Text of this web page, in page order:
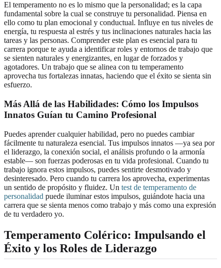
El temperamento no es lo mismo que la personalidad; es la capa
fundamental sobre la cual se construye tu personalidad. Piensa en
ello como tu plan emocional y conductual. Influye en tus niveles de
energía, tu respuesta al estrés y tus inclinaciones naturales hacia las
tareas y las personas. Comprender este plan es esencial para tu
carrera porque te ayuda a identificar roles y entornos de trabajo que
se sienten naturales y energizantes, en lugar de forzados y
agotadores. Un trabajo que se alinea con tu temperamento
aprovecha tus fortalezas innatas, haciendo que el éxito se sienta sin
esfuerzo.
Más Allá de las Habilidades: Cómo los Impulsos
Innatos Guían tu Camino Profesional
Puedes aprender cualquier habilidad, pero no puedes cambiar
fácilmente tu naturaleza esencial. Tus impulsos innatos —ya sea por
el liderazgo, la conexión social, el análisis profundo o la armonía
estable— son fuerzas poderosas en tu vida profesional. Cuando tu
trabajo ignora estos impulsos, puedes sentirte desmotivado y
desinteresado. Pero cuando tu carrera los aprovecha, experimentas
un sentido de propósito y fluidez. Un test de temperamento de
personalidad puede iluminar estos impulsos, guiándote hacia una
carrera que se sienta menos como trabajo y más como una expresión
de tu verdadero yo.
Temperamento Colérico: Impulsando el
Éxito y los Roles de Liderazgo